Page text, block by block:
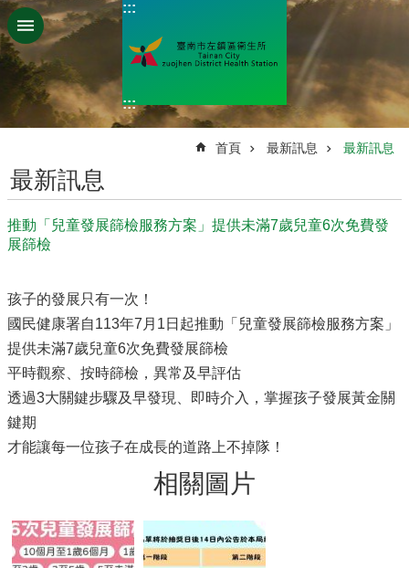
跳到主要內容區塊
:::
:::
首頁 最新訊息 最新訊息
最新訊息
推動「兒童發展篩檢服務方案」提供未滿7歲兒童6次免費發
展篩檢
孩子的發展只有一次！
國民健康署自113年7月1日起推動「兒童發展篩檢服務方案」
提供未滿7歲兒童6次免費發展篩檢
平時觀察、按時篩檢，異常及早評估
透過3大關鍵步驟及早發現、即時介入，掌握孩子發展黃金關
鍵期
才能讓每一位孩子在成長的道路上不掉隊！
相關圖片